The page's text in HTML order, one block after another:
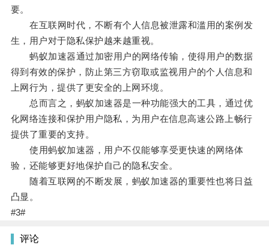
要。
在互联网时代，不断有个人信息被泄露和滥用的案例发
生，用户对于隐私保护越来越重视。
蚂蚁加速器通过加密用户的网络传输，使得用户的数据
得到有效的保护，防止第三方窃取或监视用户的个人信息和
上网行为，提供了更安全的上网环境。
总而言之，蚂蚁加速器是一种功能强大的工具，通过优
化网络连接和保护用户隐私，为用户在信息高速公路上畅行
提供了重要的支持。
使用蚂蚁加速器，用户不仅能够享受更快速的网络体
验，还能够更好地保护自己的隐私安全。
随着互联网的不断发展，蚂蚁加速器的重要性也将日益
凸显。
#3#
评论